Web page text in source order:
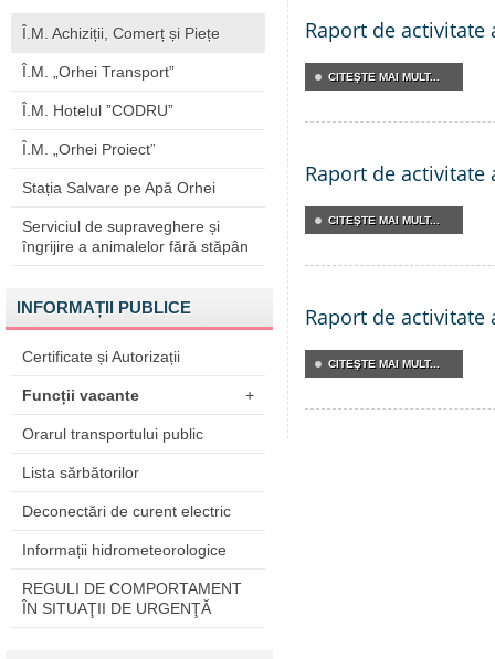
Î.M. Achiziții, Comerț și Piețe
Î.M. „Orhei Transport”
Î.M. Hotelul ”CODRU”
Î.M. „Orhei Proiect”
Stația Salvare pe Apă Orhei
Serviciul de supraveghere și
îngrijire a animalelor fără stăpân
INFORMAȚII PUBLICE
Certificate și Autorizații
Funcții vacante +
Orarul transportului public
Lista sărbătorilor
Deconectări de curent electric
Informații hidrometeorologice
REGULI DE COMPORTAMENT
ÎN SITUAŢII DE URGENŢĂ
Raport de
CITEŞTE MAI MULT...
Raport de
CITEŞTE MAI MULT...
Raport de
CITEŞTE MAI MULT...